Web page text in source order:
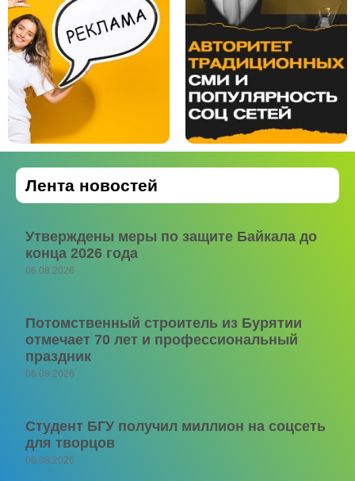
Лента новостей
Утверждены меры по защите Байкала до
конца 2026 года
06.08.2026
Потомственный строитель из Бурятии
отмечает 70 лет и профессиональный
праздник
06.08.2026
Студент БГУ получил миллион на соцсеть
для творцов
06.08.2026